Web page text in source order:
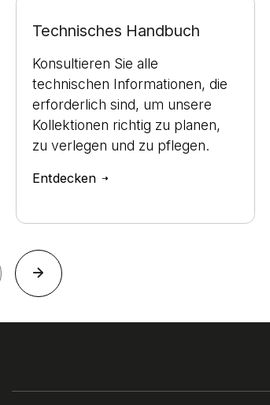
Technisches Handbuch
Konsultieren Sie alle
technischen Informationen, die
erforderlich sind, um unsere
Kollektionen richtig zu planen,
zu verlegen und zu pflegen.
Entdecken